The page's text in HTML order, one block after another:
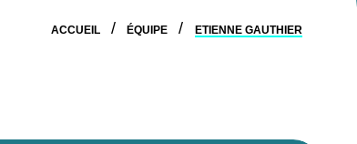
ACCUEIL ÉQUIPE ETIENNE GAUTHIER